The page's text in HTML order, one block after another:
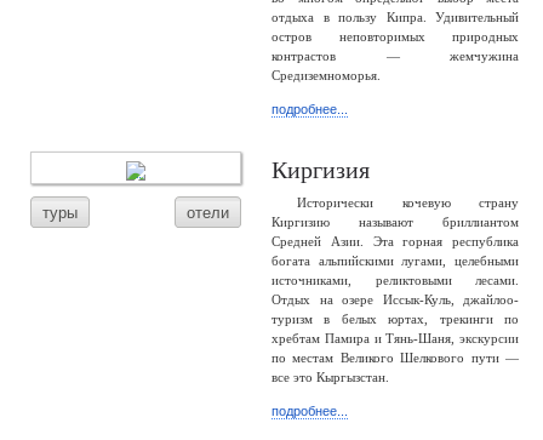
отдыха в пользу Кипра. Удивительный
остров неповторимых природных
контрастов — жемчужина
Средиземноморья.
подробнее...
туры отели
Киргизия
Исторически кочевую страну
Киргизию называют бриллиантом
Средней Азии. Эта горная республика
богата альпийскими лугами, целебными
источниками, реликтовыми лесами.
Отдых на озере Иссык-Куль, джайлоо-
туризм в белых юртах, трекинги по
хребтам Памира и Тянь-Шаня, экскурсии
по местам Великого Шелкового пути —
все это Кыргызстан.
подробнее...